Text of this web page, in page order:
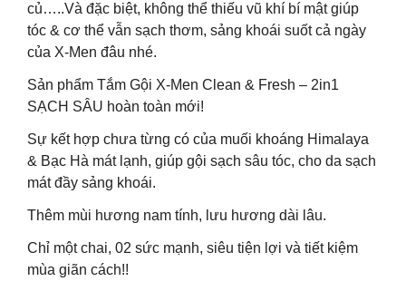
củ…..Và đặc biệt, không thể thiếu vũ khí bí mật giúp
tóc & cơ thể vẫn sạch thơm, sảng khoái suốt cả ngày
của X-Men đâu nhé.
Sản phẩm Tắm Gội X-Men Clean & Fresh – 2in1
SẠCH SÂU hoàn toàn mới!
Sự kết hợp chưa từng có của muối khoáng Himalaya
& Bạc Hà mát lạnh, giúp gội sạch sâu tóc, cho da sạch
mát đầy sảng khoái.
Thêm mùi hương nam tính, lưu hương dài lâu.
Chỉ một chai, 02 sức mạnh, siêu tiện lợi và tiết kiệm
mùa giãn cách!!